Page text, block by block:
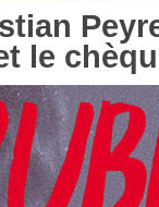
le